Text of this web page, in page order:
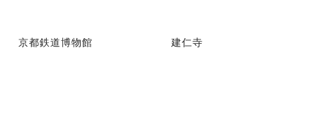
京都鉄道博物館 建仁寺